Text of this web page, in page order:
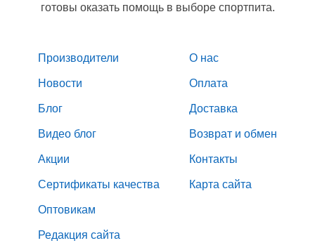
готовы оказать помощь в выборе спортпита.
Производители
Новости
Блог
Видео блог
Акции
Сертификаты качества
Оптовикам
Редакция сайта
О нас
Оплата
Доставка
Возврат и обмен
Контакты
Карта сайта